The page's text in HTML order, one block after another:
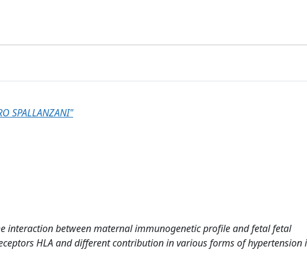
SPALLANZANI"
interaction between maternal immunogenetic profile and fetal fetal
HLA and different contribution in various forms of hypertension